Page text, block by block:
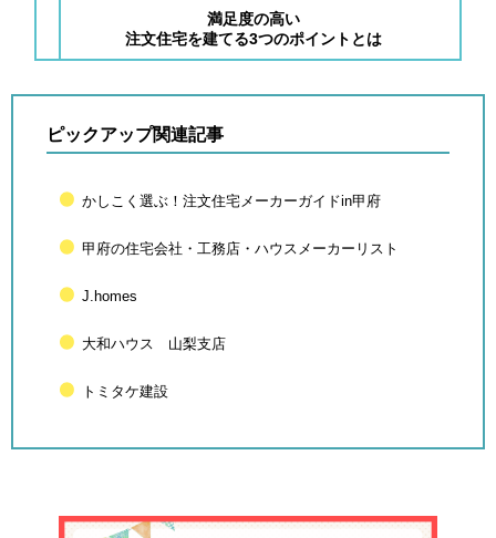
満足度の高い
注文住宅を建てる3つのポイントとは
ピックアップ関連記事
かしこく選ぶ！注文住宅メーカーガイドin甲府
甲府の住宅会社・工務店・ハウスメーカーリスト
J.homes
大和ハウス 山梨支店
トミタケ建設